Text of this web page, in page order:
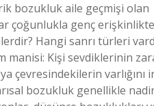
bozukluk aile geçmişi olan
çoğunlukla genç
Hangi sanrı türleri
manisi: Kişi sevdiklerinin
çevresindekilerin varlığını
bozukluk genellikle